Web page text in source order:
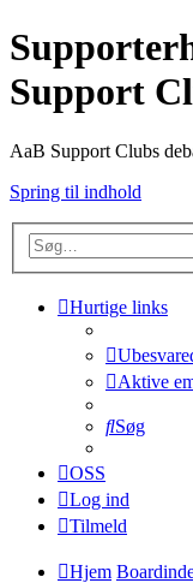
Support
AaB Support Clubs
Spring til indhold
Hurtige links
Aktive
Søg
OSS
Log ind
Tilmeld
Hjem